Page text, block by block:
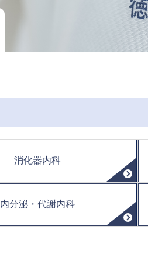
消化器内科
内分泌・代謝内科